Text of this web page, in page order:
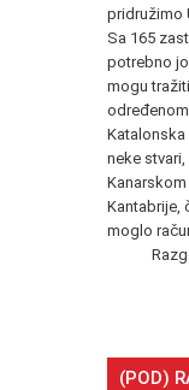
pridružimo
Sa 165
potrebno
mogu
Katalonska
neke stvari,
Kantabrije,
moglo
(POD)